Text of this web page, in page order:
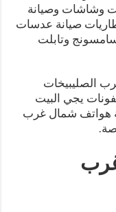
وشاشات وصيانة
صيانة عدسات
وتابلت
الصليبيخات
يجي البيت
هواتف شمال غرب